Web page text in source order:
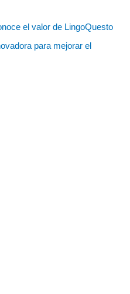
el valor de LingoQuesto
para mejorar el